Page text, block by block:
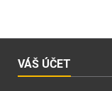
VÁŠ ÚČET